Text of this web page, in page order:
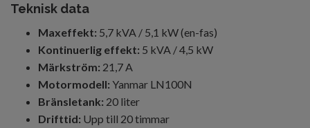
Teknisk data
Maxeffekt: 5,7 kVA / 5,1 kW (en-fas)
Kontinuerlig effekt: 5 kVA / 4,5 kW
Märkström: 21,7 A
Motormodell: Yanmar LN100N
Bränsletank: 20 liter
Drifttid: Upp till 20 timmar